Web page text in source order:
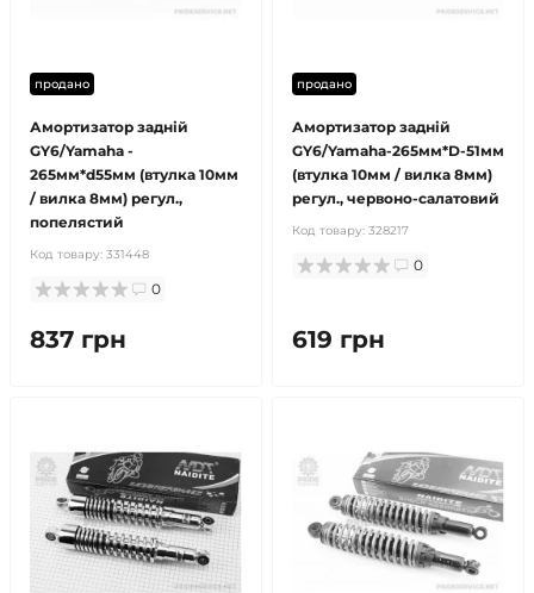
продано
Амортизатор задній
GY6/Yamaha -
265мм*d55мм (втулка 10мм
/ вилка 8мм) регул.,
попелястий
Код товару: 331448
0
837 грн
продано
Амортизатор задній
GY6/Yamaha-265мм*D-51мм
(втулка 10мм / вилка 8мм)
регул., червоно-салатовий
Код товару: 328217
0
619 грн